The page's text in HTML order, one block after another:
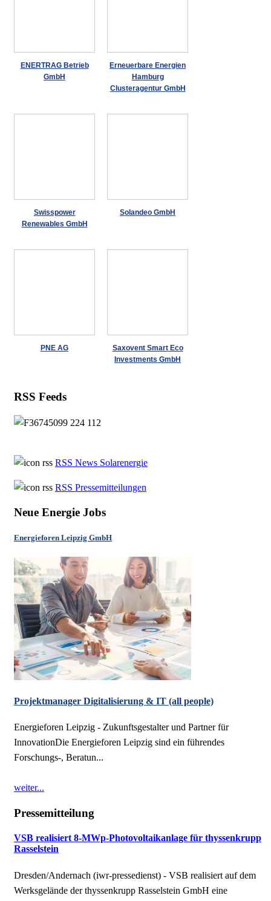
ENERTRAG Betrieb
GmbH
Erneuerbare Energien
Hamburg
Clusteragentur GmbH
Swisspower
Renewables GmbH
Solandeo GmbH
PNE AG
Saxovent Smart Eco
Investments GmbH
RSS Feeds
RSS News Solarenergie
RSS Pressemitteilungen
Neue Energie Jobs
Energieforen Leipzig GmbH
Projektmanager Digitalisierung & IT (all people)
Energieforen Leipzig - Zukunftsgestalter und Partner für
InnovationDie Energieforen Leipzig sind ein führendes
Forschungs-, Beratun...
weiter...
Pressemitteilung
VSB realisiert 8-MWp-Photovoltaikanlage für thyssenkrupp
Rasselstein
Dresden/Andernach (iwr-pressedienst) - VSB realisiert auf dem
Werksgelände der thyssenkrupp Rasselstein GmbH eine